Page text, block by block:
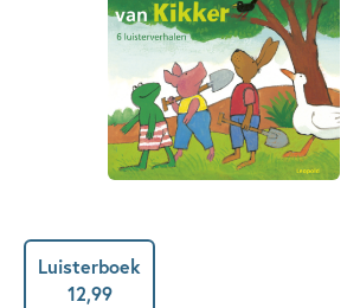
Luisterboek
12,99